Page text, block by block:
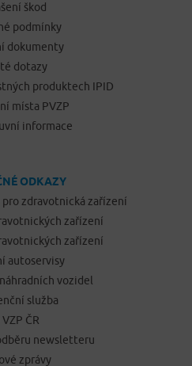
škod
podmínky
dokumenty
dotazy
produktech IPID
místa PVZP
informace
ODKAZY
zdravotnická zařízení
zařízení
zařízení
autoservisy
vozidel
služba
VZP ČR
newsletteru
zprávy